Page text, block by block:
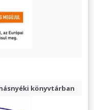
könyvtárban